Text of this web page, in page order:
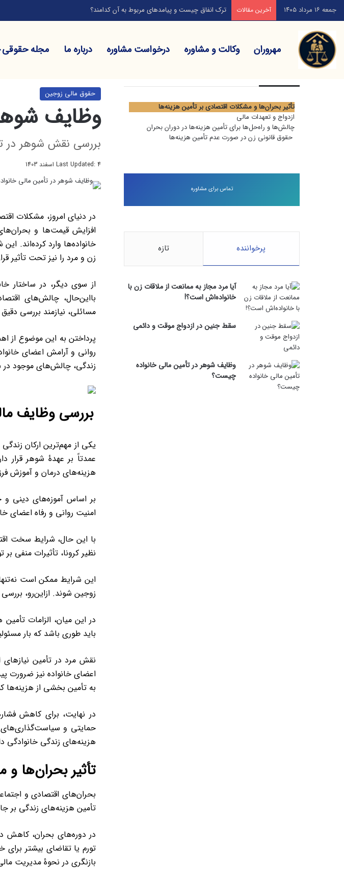
جمعه ۱۶ مرداد ۱۴۰۵ آخرین مقالات راهکارهای انتخاب بهترین وکیل خانواده کدامند؟
مهروران وکالت و مشاوره درخواست مشاوره درباره ما مجله حقوقی
حقوق مالی زوجین
وظایف
بررسی نقش شوهر در
Last Updated: 4 اسفند 1403
در دنیای امروز، مشکلات
افزایش قیمت‌ها و
خانواده‌ها وارد کرده‌اند.
زن و مرد را نیز تحت تأثیر
از سوی دیگر، در ساختار
بااین‌حال، چالش‌های
مسائلی، نیازمند بررسی
پرداختن به این موضوع از
روانی و آرامش اعضای
زندگی، چالش‌های موجود در
بررسی وظایف
یکی از مهم‌ترین ارکان
عمدتاً بر عهدۀ شوهر
هزینه‌های درمان و آموزش
بر اساس آموزه‌های دینی و
امنیت روانی و رفاه اعضای
با این حال، شرایط سخت
نظیر کرونا، تأثیرات منفی
این شرایط ممکن است
زوجین شوند. ازاین‌رو،
در این میان، الزامات
باید طوری باشد که بار
نقش مرد در تأمین
اعضای خانواده نیز ضرورت
به تأمین بخشی از هزینه‌ها
در نهایت، برای کاهش
حمایتی و سیاست‌گذاری‌های
هزینه‌های زندگی خانوادگی
تأثیر بحران‌ها
بحران‌های اقتصادی و
تأمین هزینه‌های زندگی بر
در دوره‌های بحران، کاهش
تورم یا تقاضای بیشتر
بازنگری در نحوۀ مدیریت
تأثیر بحران‌ها و مشکلات اقتصادی بر تأمین هزینه‌ها
ازدواج و تعهدات مالی
چالش‌ها و راه‌حل‌ها برای تأمین هزینه‌ها در دوران بحران
حقوق قانونی زن در صورت عدم تأمین هزینه‌ها
تماس برای مشاوره
پرخواننده تازه
آیا مرد مجاز به ممانعت از ملاقات زن با
خانواده‌اش است؟!
سقط جنین در ازدواج موقت و دائمی
وظایف شوهر در تأمین مالی خانواده
چیست؟